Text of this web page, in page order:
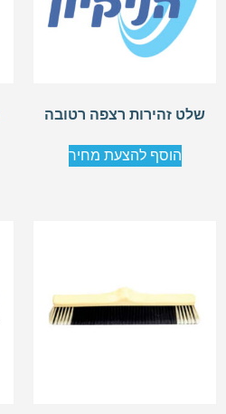
שלט זהירות רצפה רטובה
הוסף להצעת מחיר